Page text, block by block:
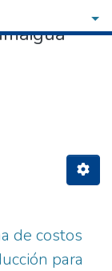
de costos
para